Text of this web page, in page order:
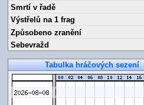
Smrtí v řadě
Výstřelů na 1 frag
Způsobeno zranění
Sebevražd
Tabulka hráčových sezení